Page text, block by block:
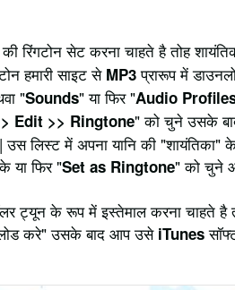
रिंगटोन सेट करना चाहते है तोह
हमारी साइट से MP3प्रारूप में
"Sounds" या फिर "Audio
Edit >> Ringtone" को चुने उसके
लिस्ट में अपना यानि की "शायंतिका"
या फिर "Set as Ringtone" को चुने
ट्यून के रूप में इस्तेमाल करना चाहते
करे" उसके बाद आप उसे iTunes